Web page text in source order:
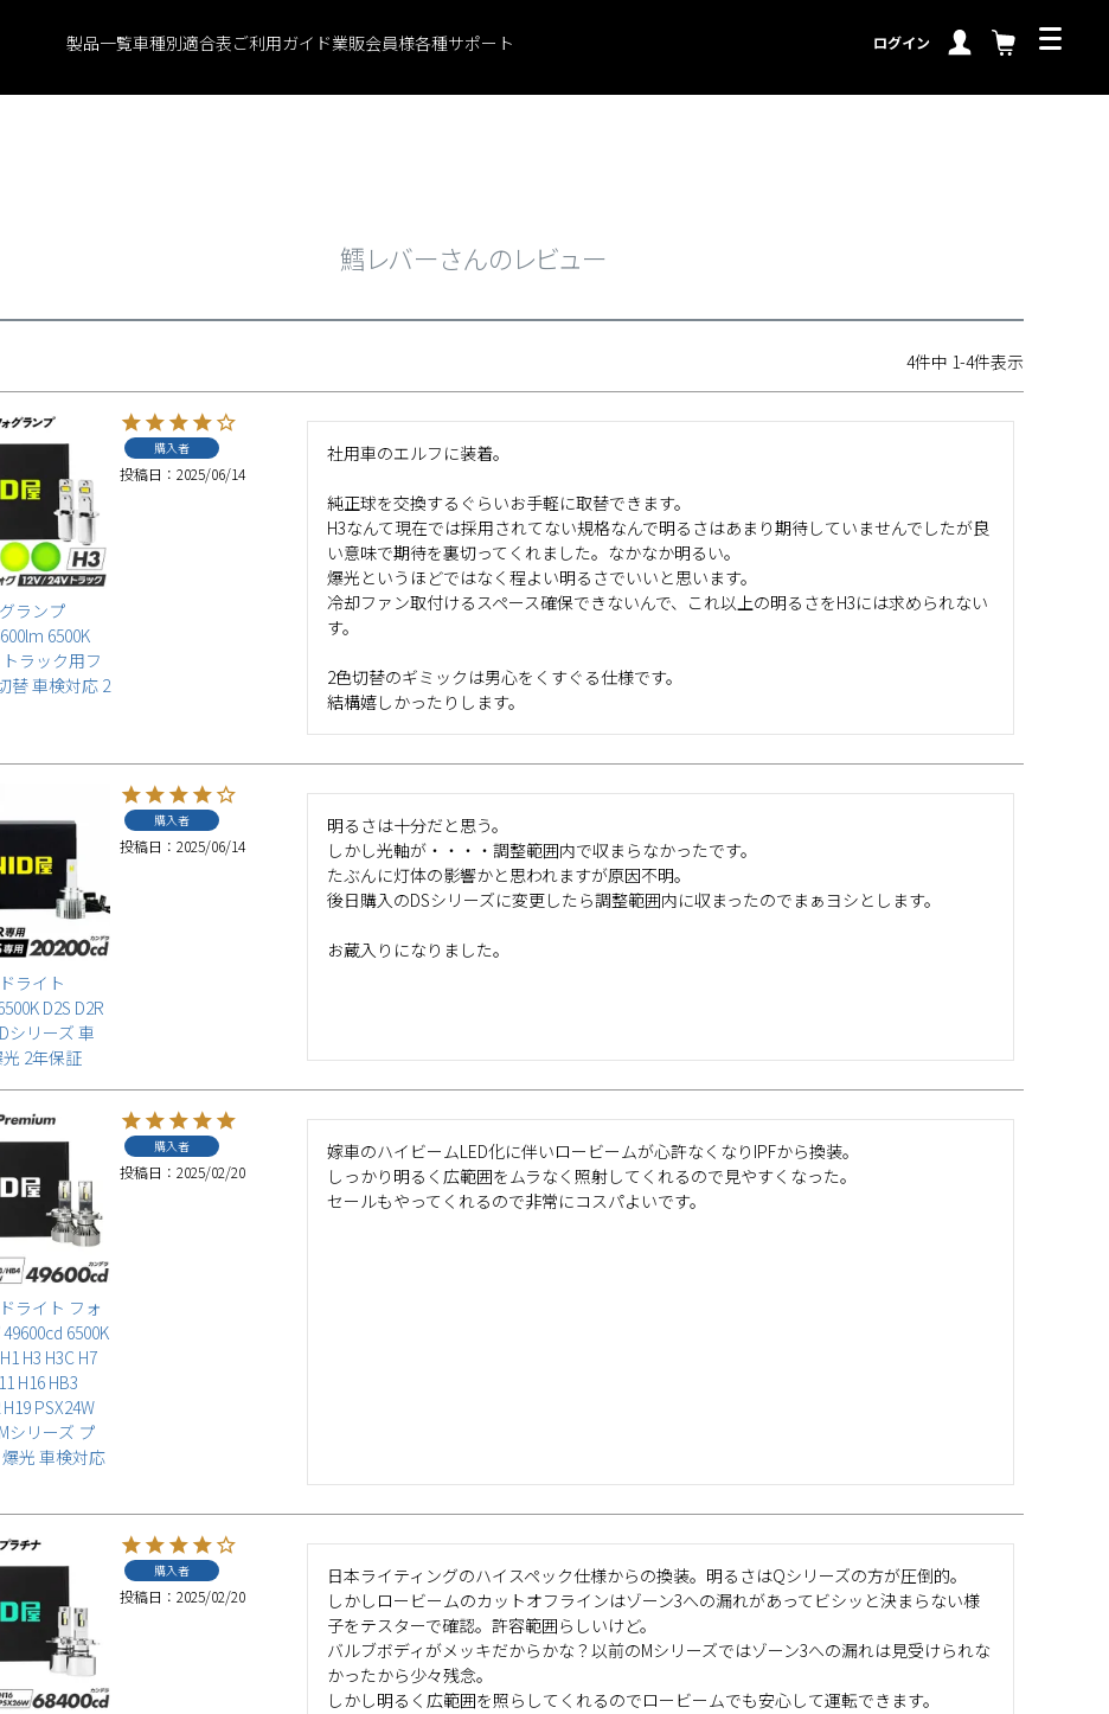
製品一覧車種別適合表ご利用ガイド業販会員様各種サポート ログイン
鱈レバーさんのレビュー
4件中 1-4件表示
ランプ
6500K
トラック用フ
替 車検対応 2
購入者
投稿日 2025/06/14
社用車のエルフに装着。
純正球を交換するぐらいお手軽に取替できます。
H3なんて現在では採用されてない規格なんで明るさはあまり期待していませんでしたが良
い意味で期待を裏切ってくれました。なかなか明るい。
爆光というほどではなく程よい明るさでいいと思います。
冷却ファン取付けるスペース確保できないんで、これ以上の明るさをH3には求められない
す。
2色切替のギミックは男心をくすぐる仕様です。
結構嬉しかったりします。
ライト
D2S D2R
シリーズ 車
2年保証
購入者
投稿日 2025/06/14
明るさは十分だと思う。
しかし光軸が・・・・調整範囲内で収まらなかったです。
たぶんに灯体の影響かと思われますが原因不明。
後日購入のDSシリーズに変更したら調整範囲内に収まったのでまぁヨシとします。
お蔵入りになりました。
ライト フォ
6500K
H3 H3C H7
H16 HB3
PSX24W
シリーズ プ
爆光 車検対応
購入者
投稿日 2025/02/20
嫁車のハイビームLED化に伴いロービームが心許なくなりIPFから換装。
しっかり明るく広範囲をムラなく照射してくれるので見やすくなった。
セールもやってくれるので非常にコスパよいです。
購入者
投稿日 2025/02/20
日本ライティングのハイスペック仕様からの換装。明るさはQシリーズの方が圧倒的。
しかしロービームのカットオフラインはゾーン3への漏れがあってビシッと決まらない様
子をテスターで確認。許容範囲らしいけど。
バルブボディがメッキだからかな？以前のMシリーズではゾーン3への漏れは見受けられな
かったから少々残念。
しかし明るく広範囲を照らしてくれるのでロービームでも安心して運転できます。